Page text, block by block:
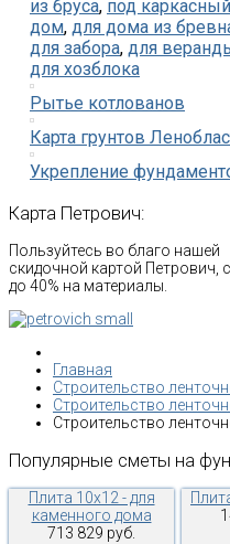
из бруса, под каркасный
дом, для дома из
для забора, для
для хозблока
Рытье котлованов
Карта грунтов
Укрепление
Карта Петрович:
Пользуйтесь во благо нашей
скидочной картой Петрович,
до 40% на материалы.
Главная
Строительство
Строительство
Строительство
Популярные сметы на
Плита 10х12 - для
каменного дома
713 829 руб.